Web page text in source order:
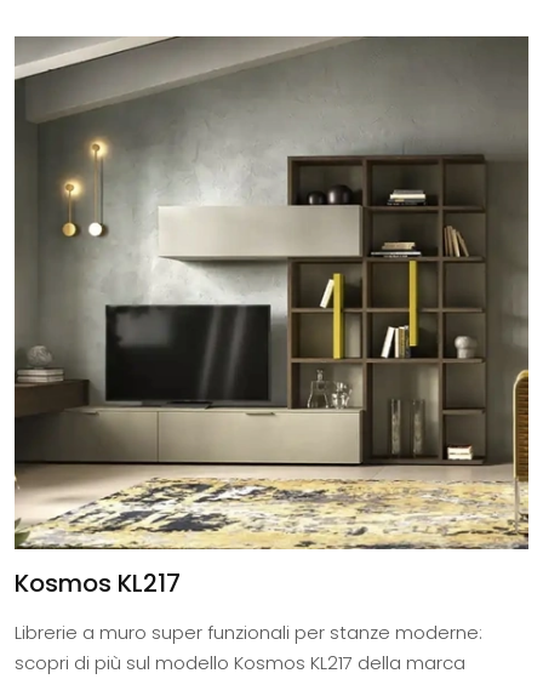
Kosmos KL217
Librerie a muro super funzionali per stanze moderne:
scopri di più sul modello Kosmos KL217 della marca